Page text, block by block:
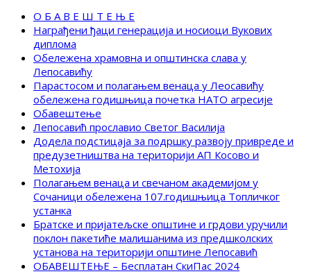
О Б А В Е Ш Т Е Њ Е
Награђени ђаци генерација и носиоци Вукових
диплома
Обележена храмовна и општинска слава у
Лепосавићу
Парастосом и полагањем венаца у Леосавићу
обележена годишњица почетка НАТО агресије
Обавештење
Лепосавић прославио Светог Василија
Додела подстицаја за подршку развоју привреде и
предузетништва на територији АП Косово и
Метохија
Полагањем венаца и свечаном академијом у
Сочаници обележена 107.годишњица Топличког
устанка
Братске и пријатељске општине и грдови уручили
поклон пакетиће малишанима из предшколских
установа на територији општине Лепосавић
ОБАВЕШТЕЊЕ – Бесплатан СкиПас 2024